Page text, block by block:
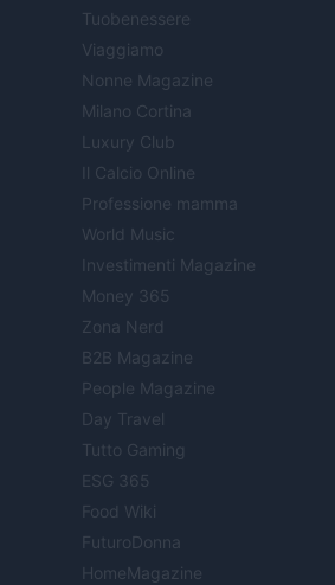
Tuobenessere
Viaggiamo
Nonne Magazine
Milano Cortina
Luxury Club
Il Calcio Online
Professione mamma
World Music
Investimenti Magazine
Money 365
Zona Nerd
B2B Magazine
People Magazine
Day Travel
Tutto Gaming
ESG 365
Food Wiki
FuturoDonna
HomeMagazine